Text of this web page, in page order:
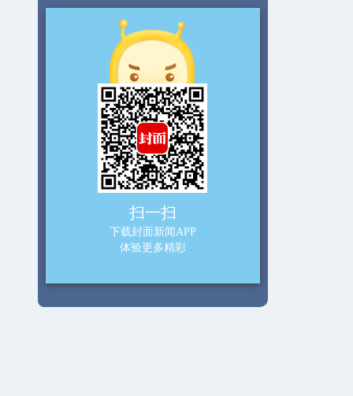
扫一扫
下载封面新闻APP
体验更多精彩